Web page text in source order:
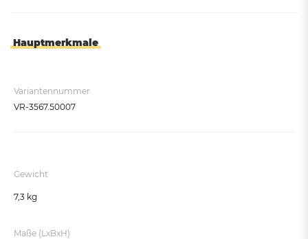
Enzianblau RAL 5010
Hauptmerkmale
Variantennummer
VR-3567.50007
Gewicht
7,3 kg
Maße (LxBxH)